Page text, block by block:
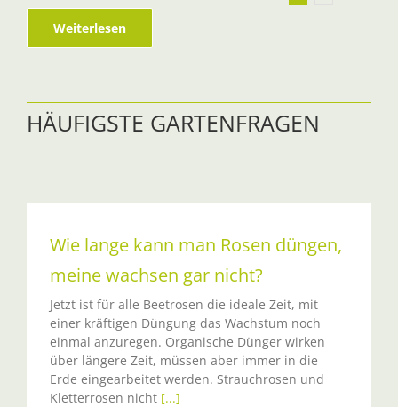
Weiterlesen
HÄUFIGSTE GARTENFRAGEN
Wie lange kann man Rosen düngen,
meine wachsen gar nicht?
Jetzt ist für alle Beetrosen die ideale Zeit, mit
einer kräftigen Düngung das Wachstum noch
einmal anzuregen. Organische Dünger wirken
über längere Zeit, müssen aber immer in die
Erde eingearbeitet werden. Strauchrosen und
Kletterrosen nicht [...]